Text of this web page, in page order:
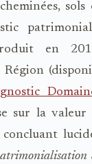
en
Région
sur la
concluant